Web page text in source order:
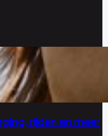
rijden en meer